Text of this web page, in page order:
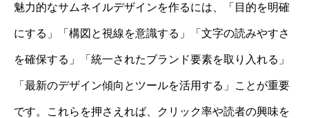
魅力的なサムネイルデザインを作るには、「目的を明確
にする」「構図と視線を意識する」「文字の読みやすさ
を確保する」「統一されたブランド要素を取り入れる」
「最新のデザイン傾向とツールを活用する」ことが重要
です。これらを押さえれば、クリック率や読者の興味を